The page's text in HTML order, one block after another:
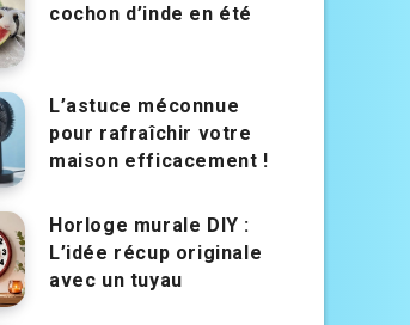
cochon d’inde en été
L’astuce méconnue
pour rafraîchir votre
maison efficacement !
Horloge murale DIY :
L’idée récup originale
avec un tuyau